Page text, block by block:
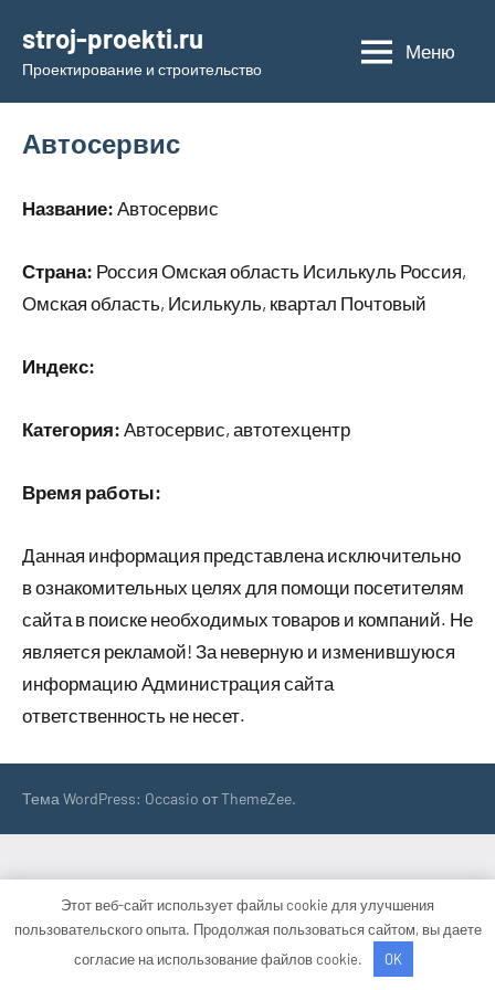
содержимому
stroj-proekti.ru
Проектирование и строительство
Меню
Автосервис
Название: Автосервис
Страна: Россия Омская область Исилькуль Россия,
Омская область, Исилькуль, квартал Почтовый
Индекс:
Категория: Автосервис, автотехцентр
Время работы:
Данная информация представлена исключительно
в ознакомительных целях для помощи посетителям
сайта в поиске необходимых товаров и компаний. Не
является рекламой! За неверную и изменившуюся
информацию Администрация сайта
ответственность не несет.
Тема WordPress: Occasio от ThemeZee.
Этот веб-сайт использует файлы cookie для улучшения
пользовательского опыта. Продолжая пользоваться сайтом, вы даете
согласие на использование файлов cookie.
OK